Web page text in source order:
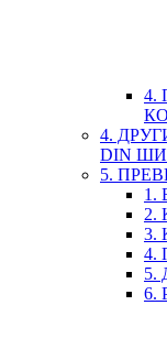
4.
4.
DIN
5.
1.
2.
3.
4.
5.
6.